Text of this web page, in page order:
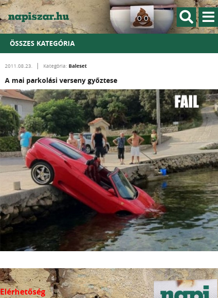
ÖSSZES KATEGÓRIA
2011.08.23. Kategória: Baleset
A mai parkolási verseny győztese
Elérhetőség